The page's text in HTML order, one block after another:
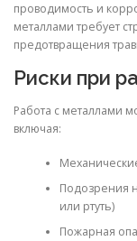
проводимость и
металлами требует
предотвращения
Риски при
Работа с металлами
включая:
Подозрения
или ртуть)
Пожарная